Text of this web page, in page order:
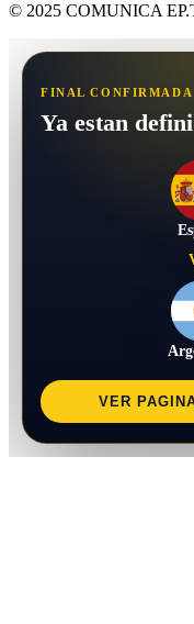
© 2025 COMUNICA
FINAL CONFIRMADA
Ya estan
VER